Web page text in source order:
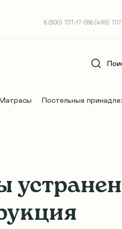
8 (800) 707-17-558 (499)
Матрасы Постельные